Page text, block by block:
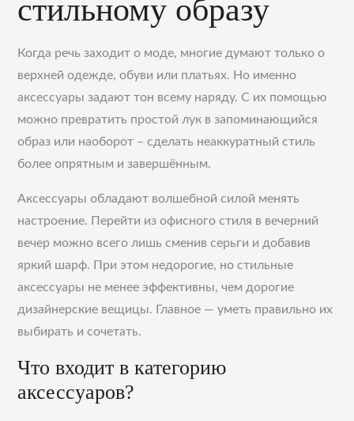
стильному образу
Когда речь заходит о моде, многие думают только о
верхней одежде, обуви или платьях. Но именно
аксессуары задают тон всему наряду. С их помощью
можно превратить простой лук в запоминающийся
образ или наоборот – сделать неаккуратный стиль
более опрятным и завершённым.
Аксессуары обладают волшебной силой менять
настроение. Перейти из офисного стиля в вечерний
вечер можно всего лишь сменив серьги и добавив
яркий шарф. При этом недорогие, но стильные
аксессуары не менее эффективны, чем дорогие
дизайнерские вещицы. Главное — уметь правильно их
выбирать и сочетать.
Что входит в категорию
аксессуаров?